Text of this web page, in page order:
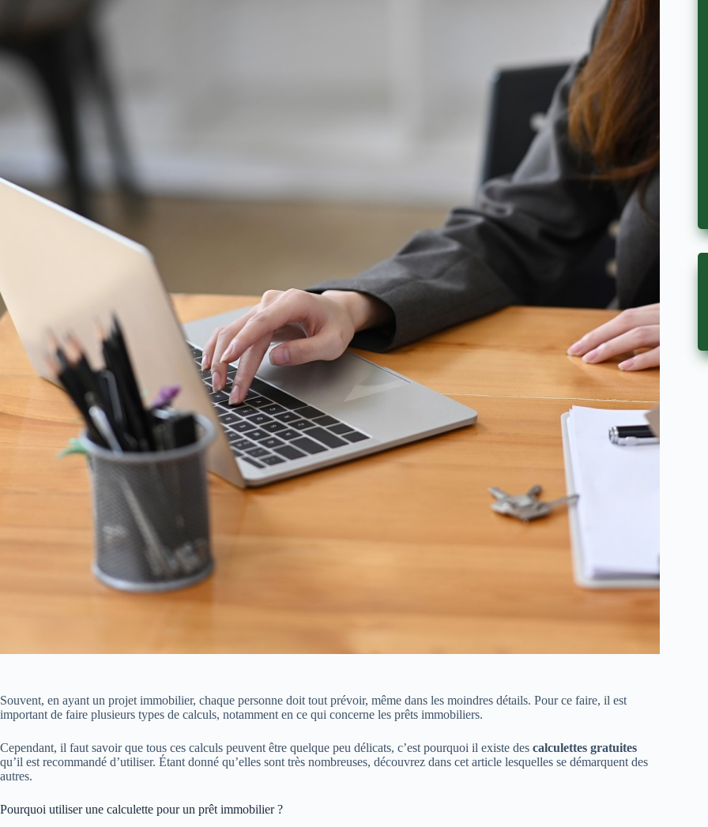
Souvent, en ayant un projet immobilier, chaque personne doit tout prévoir, même dans les moindres détails. Pour ce faire, il est
important de faire plusieurs types de calculs, notamment en ce qui concerne les prêts immobiliers.
Cependant, il faut savoir que tous ces calculs peuvent être quelque peu délicats, c’est pourquoi il existe des calculettes gratuites
qu’il est recommandé d’utiliser. Étant donné qu’elles sont très nombreuses, découvrez dans cet article lesquelles se démarquent des
autres.
Pourquoi utiliser une calculette pour un prêt immobilier ?